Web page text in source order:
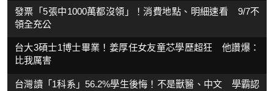
發票「5張中1000萬都沒領」！消費地點、明細速看 9/7不
領全充公
台大3碩士1博士畢業！姜厚任女友童芯學歷超狂 他讚爆：
比我厲害
台灣讀「1科系」56.2%學生後悔！不是獸醫、中文 學霸認